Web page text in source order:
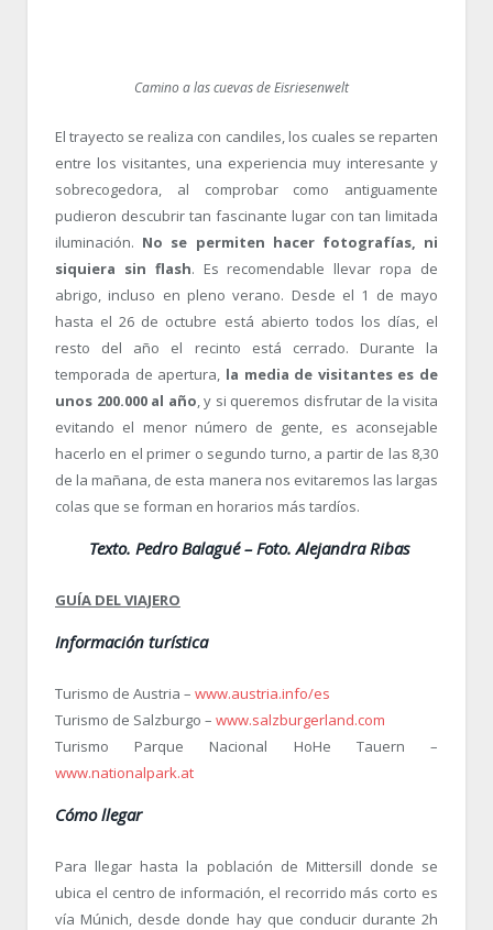
Camino a las cuevas de Eisriesenwelt
El trayecto se realiza con candiles, los cuales se reparten
entre los visitantes, una experiencia muy interesante y
sobrecogedora, al comprobar como antiguamente
pudieron descubrir tan fascinante lugar con tan limitada
iluminación. No se permiten hacer fotografías, ni
siquiera sin flash. Es recomendable llevar ropa de
abrigo, incluso en pleno verano. Desde el 1 de mayo
hasta el 26 de octubre está abierto todos los días, el
resto del año el recinto está cerrado. Durante la
temporada de apertura, la media de visitantes es de
unos 200.000 al año, y si queremos disfrutar de la visita
evitando el menor número de gente, es aconsejable
hacerlo en el primer o segundo turno, a partir de las 8,30
de la mañana, de esta manera nos evitaremos las largas
colas que se forman en horarios más tardíos.
Texto. Pedro Balagué – Foto. Alejandra Ribas
GUÍA DEL VIAJERO
Información turística
Turismo de Austria – www.austria.info/es
Turismo de Salzburgo – www.salzburgerland.com
Turismo Parque Nacional HoHe Tauern –
www.nationalpark.at
Cómo llegar
Para llegar hasta la población de Mittersill donde se
ubica el centro de información, el recorrido más corto es
vía Múnich, desde donde hay que conducir durante 2h